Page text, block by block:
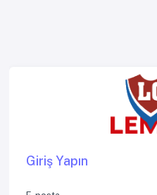
Giriş Yapın